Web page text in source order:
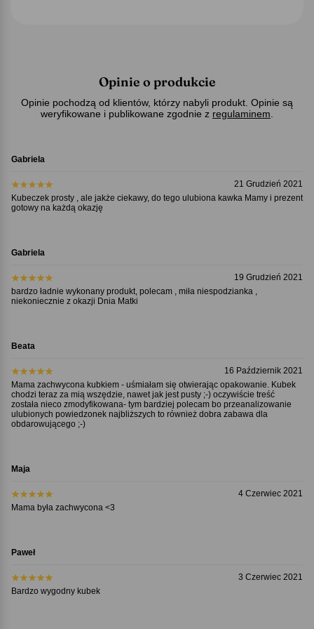
Opinie o produkcie
Opinie pochodzą od klientów, którzy nabyli produkt. Opinie są
weryfikowane i publikowane zgodnie z regulaminem
Gabriela
21 Grudzień 2021
Kubeczek prosty , ale jakże ciekawy, do tego ulubiona kawka Mamy i prezent
gotowy na każdą okazję
Gabriela
19 Grudzień 2021
bardzo ładnie wykonany produkt, polecam , miła niespodzianka ,
niekoniecznie z okazji Dnia Matki
Beata
16 Październik 2021
Mama zachwycona kubkiem - uśmiałam się otwierając opakowanie. Kubek
chodzi teraz za mią wszędzie, nawet jak jest pusty ;-) oczywiście treść
została nieco zmodyfikowana- tym bardziej polecam bo przeanalizowanie
ulubionych powiedzonek najbliższych to również dobra zabawa dla
obdarowującego ;-)
Maja
4 Czerwiec 2021
Mama była zachwycona <3
Paweł
3 Czerwiec 2021
Bardzo wygodny kubek